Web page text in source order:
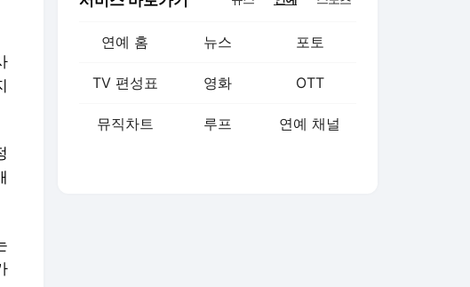
연예 홈 뉴스 포토
TV 편성표 영화 OTT
뮤직차트 루프 연예 채널